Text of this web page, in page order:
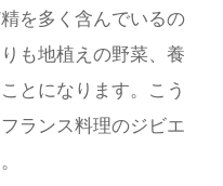
を多く含んでいるの
も地植えの野菜、養
とになります。
こう
ランス料理のジビエ